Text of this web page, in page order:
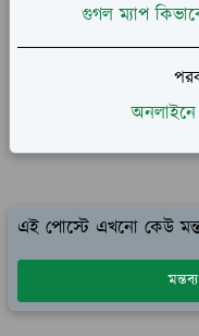
গুগল ম্যাপ
এই পোস্টে এখনো কেউ